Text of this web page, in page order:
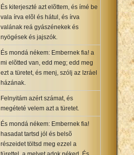
És kiterjeszté azt elõttem, és ímé be
vala írva elõl és hátul, és írva
valának reá gyászénekek és
nyögések és jajszók.
És mondá nékem: Embernek fia! a
mi elõtted van, edd meg; edd meg
ezt a türetet, és menj, szólj az Izráel
házának.
Felnyitám azért számat, és
megéteté velem azt a türetet.
És mondá nékem: Embernek fia!
hasadat tartsd jól és belsõ
részeidet töltsd meg ezzel a